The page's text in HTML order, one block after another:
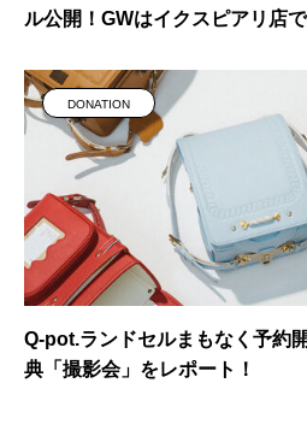
ル公開！GWはイクスピアリ店
DONATION
Q-pot.ランドセルまもなく予約
典「撮影会」をレポート！